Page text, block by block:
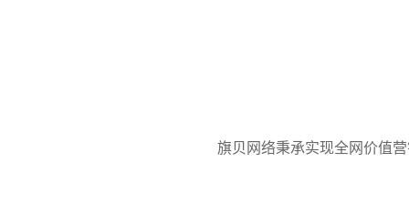
旗贝网络秉承实现全网价值